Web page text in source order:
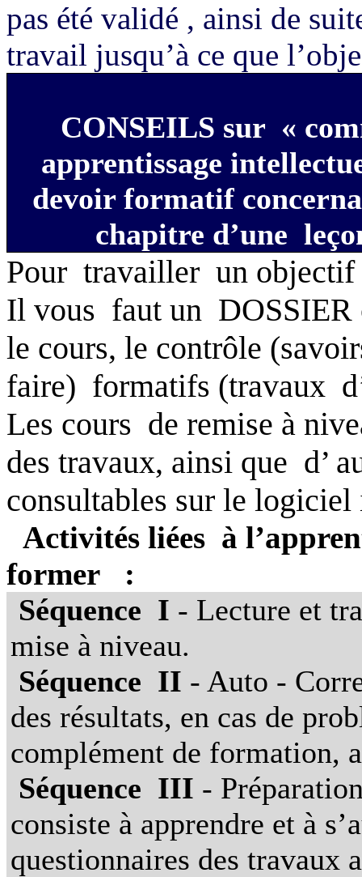
pas été validé , ainsi de
travail jusqu’à ce que
CONSEILS sur «
apprentissage
devoir formatif
chapitre d’une
Pour travailler un objectif
Il vous faut un DOSSIER
le cours, le contrôle
faire) formatifs (travaux
Les cours de remise à
des travaux, ainsi que d’
consultables sur le
Activités liées à
former
:
Séquence I - Lecture et
mise à niveau.
Séquence II - Auto -
des résultats, en cas de
complément de formation,
Séquence III -
consiste à apprendre et à
questionnaires des travaux